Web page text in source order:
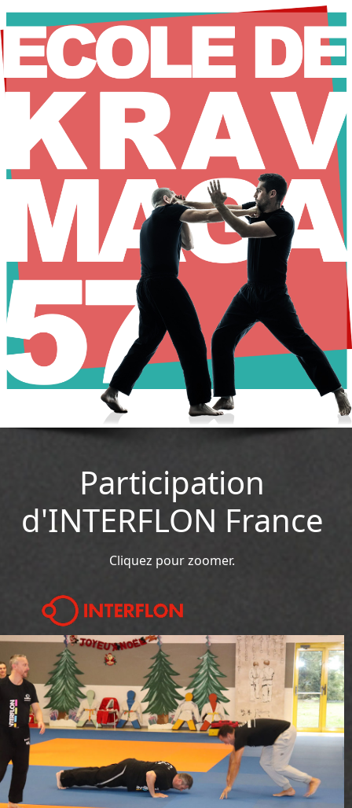
Participation
d'INTERFLON France
Cliquez pour zoomer.